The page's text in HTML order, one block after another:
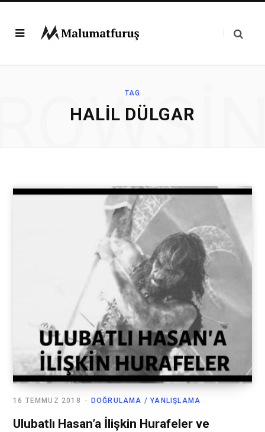
TAG
HALIL DÜLGAR
DOĞRULAMA / YANLIŞLAMA
16 TEMMUZ 2018
Ulubatlı Hasan’a İlişkin Hurafeler ve